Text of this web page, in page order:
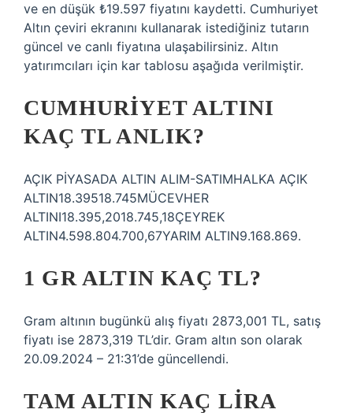
ve en düşük ₺19.597 fiyatını kaydetti. Cumhuriyet
Altın çeviri ekranını kullanarak istediğiniz tutarın
güncel ve canlı fiyatına ulaşabilirsiniz. Altın
yatırımcıları için kar tablosu aşağıda verilmiştir.
CUMHURIYET ALTINI
KAÇ TL ANLIK?
AÇIK PİYASADA ALTIN ​​ALIM-SATIMHALKA AÇIK
ALTIN18.39518.745MÜCEVHER
ALTINI18.395,2018.745,18ÇEYREK
ALTIN4.598.804.700,67YARIM ALTIN9.168.869.
1 GR ALTIN KAÇ TL?
Gram altının bugünkü alış fiyatı 2873,001 TL, satış
fiyatı ise 2873,319 TL’dir. Gram altın son olarak
20.09.2024 – 21:31’de güncellendi.
TAM ALTIN KAÇ LIRA